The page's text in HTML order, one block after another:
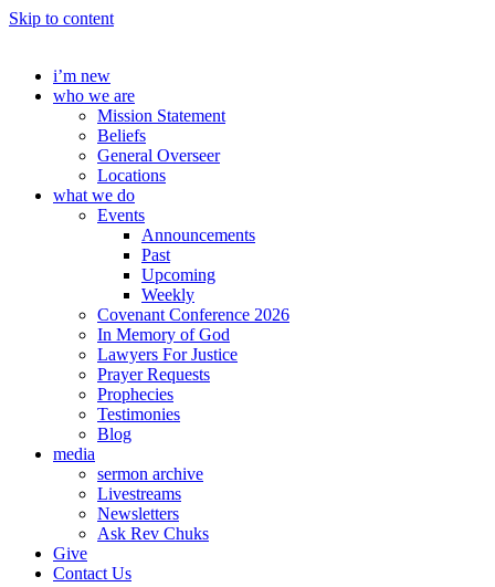
Skip to content
i’m new
who we are
Mission Statement
Beliefs
General Overseer
Locations
what we do
Events
Announcements
Past
Upcoming
Weekly
Covenant Conference 2026
In Memory of God
Lawyers For Justice
Prayer Requests
Prophecies
Testimonies
Blog
media
sermon archive
Livestreams
Newsletters
Ask Rev Chuks
Give
Contact Us